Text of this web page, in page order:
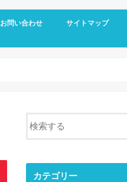
お問い合わせ サイトマップ
カテゴリー